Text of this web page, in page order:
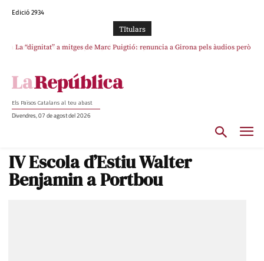
Edició 2934
TItulars
La “dignitat” a mitges de Marc Puigtió: renuncia a Girona pels àudios però
Els Països Catalans al teu abast
Divendres, 07 de agost del 2026
IV Escola d’Estiu Walter
Benjamin a Portbou